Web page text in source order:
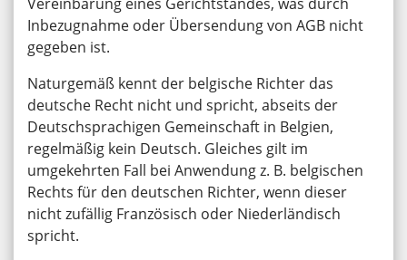
Inbezugnahme oder Übersendung von AGB nicht
gegeben ist.
Naturgemäß kennt der belgische Richter das
deutsche Recht nicht und spricht, abseits der
Deutschsprachigen Gemeinschaft in Belgien,
regelmäßig kein Deutsch. Gleiches gilt im
umgekehrten Fall bei Anwendung z. B. belgischen
Rechts für den deutschen Richter, wenn dieser
nicht zufällig Französisch oder Niederländisch
spricht.